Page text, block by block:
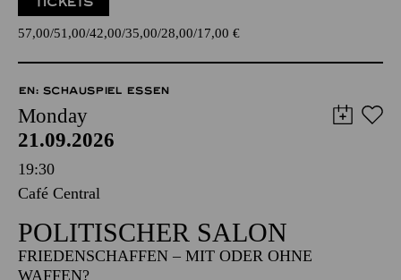
57,00 51,00 42,00 35,00 28,00 17,00 €
EN: SCHAUSPIEL ESSEN
Monday
21.09.2026
19:30
Café Central
POLITISCHER SALON
FRIEDENSCHAFFEN – MIT ODER OHNE
WAFFEN?